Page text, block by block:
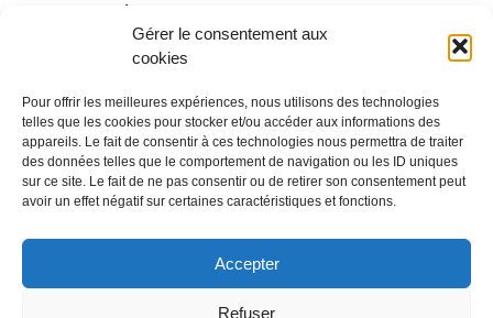
Gérer le consentement aux
cookies
Pour offrir les meilleures expériences, nous utilisons des technologies
telles que les cookies pour stocker et/ou accéder aux informations des
appareils. Le fait de consentir à ces technologies nous permettra de traiter
des données telles que le comportement de navigation ou les ID uniques
sur ce site. Le fait de ne pas consentir ou de retirer son consentement peut
avoir un effet négatif sur certaines caractéristiques et fonctions.
Accepter
Refuser
Analyses
Imagerie
Alimentation